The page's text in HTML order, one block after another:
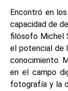
Encontró en
capacidad de
filósofo Michel
el potencial de
conocimiento.
en el campo
fotografía y la